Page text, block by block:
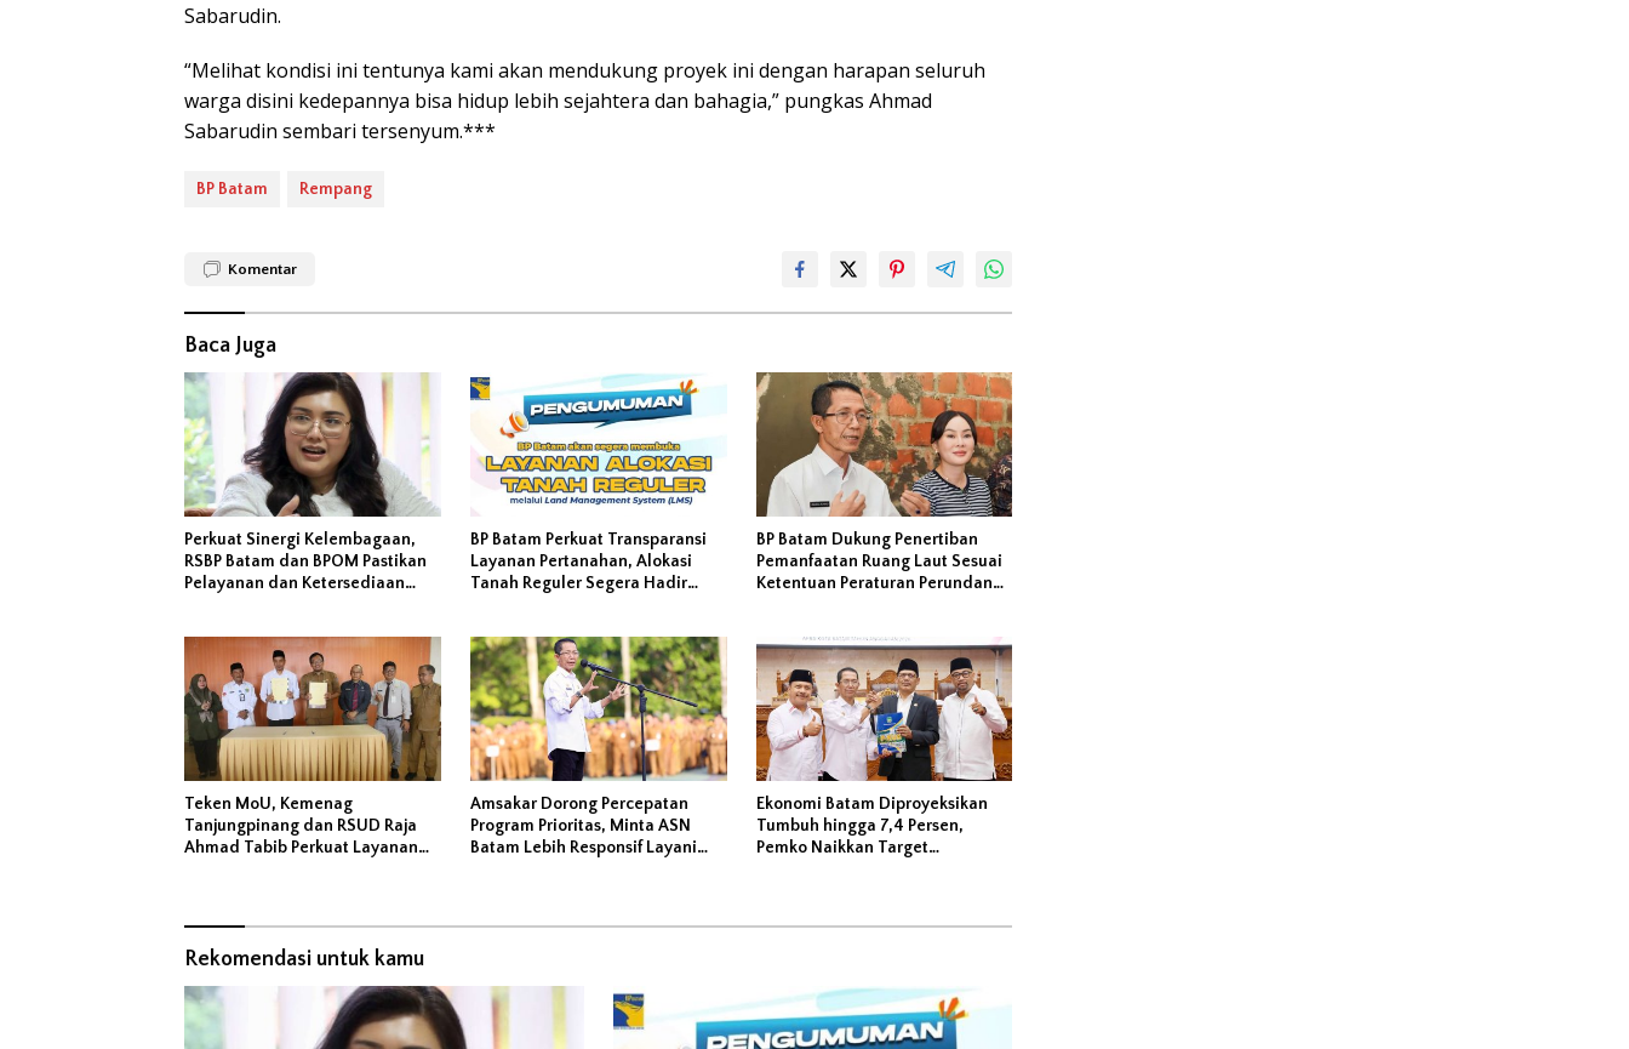
Sabarudin.
“Melihat kondisi ini tentunya kami akan mendukung proyek ini dengan harapan seluruh
warga disini kedepannya bisa hidup lebih sejahtera dan bahagia,” pungkas Ahmad
Sabarudin sembari tersenyum.***
BP Batam Rempang
Komentar
Baca Juga
Perkuat Sinergi Kelembagaan,
RSBP Batam dan BPOM Pastikan
Pelayanan dan Ketersediaan
BP Batam Perkuat Transparansi
Layanan Pertanahan, Alokasi
Tanah Reguler Segera Hadir
BP Batam Dukung Penertiban
Pemanfaatan Ruang Laut Sesuai
Ketentuan Peraturan Perundang-
Teken MoU, Kemenag
Tanjungpinang dan RSUD Raja
Ahmad Tabib Perkuat Layanan
Amsakar Dorong Percepatan
Program Prioritas, Minta ASN
Batam Lebih Responsif Layani
Ekonomi Batam Diproyeksikan
Tumbuh hingga 7,4 Persen,
Pemko Naikkan Target
Rekomendasi untuk kamu